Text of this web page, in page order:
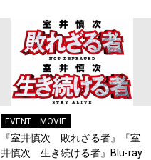
EVENT MOVIE
『室井慎次 敗れざる者』『室
井慎次 生き続ける者』Blu-ray